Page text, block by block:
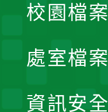
校園檔案
處室檔案
資訊安全